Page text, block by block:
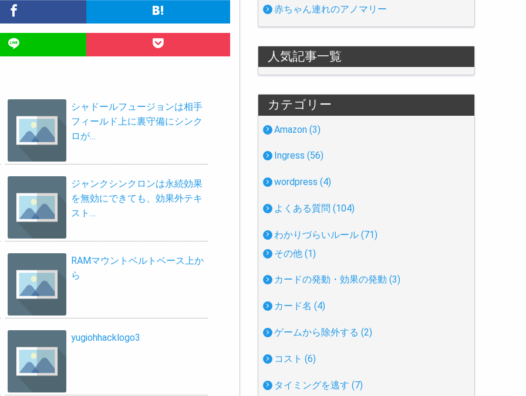
シャドールフュージョンは相手
フィールド上に裏守備にシンク
ロが…
ジャンクシンクロンは永続効果
を無効にできても、効果外テキ
スト…
RAMマウントベルトベース上か
ら
yugiohhacklogo3
赤ちゃん連れのアノマリー
人気記事一覧
カテゴリー
Amazon (3)
Ingress (56)
wordpress (4)
よくある質問 (104)
わかりづらいルール (71)
その他 (1)
カードの発動・効果の発動 (3)
カード名 (4)
ゲームから除外する (2)
コスト (6)
タイミングを逃す (7)